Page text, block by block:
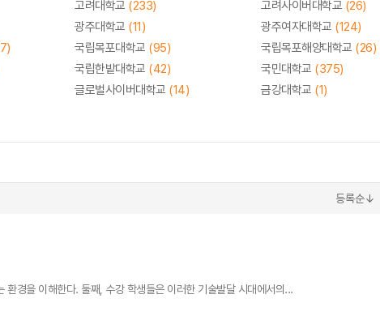
고려대학교 (233) 고려사이버대학교 (26)
광주대학교 (11) 광주여자대학교 (124)
국립목포대학교 (95) 국립목포해양대학교 (26)
국립한밭대학교 (42) 국민대학교 (375)
글로벌사이버대학교 (14) 금강대학교 (1)
등록순↓
경을 이해한다. 둘째, 수강 학생들은 이러한 기술발달 시대에서의...